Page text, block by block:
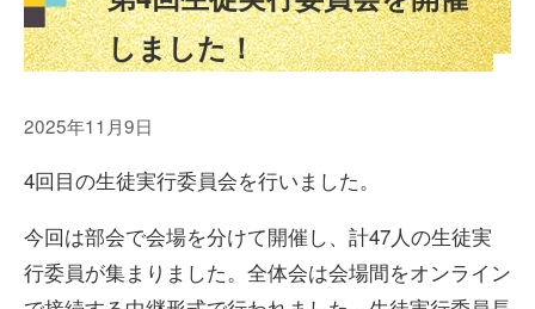
しました！
2025年11月9日
4回目の生徒実行委員会を行いました。
今回は部会で会場を分けて開催し、計47人の生徒実
行委員が集まりました。全体会は会場間をオンライン